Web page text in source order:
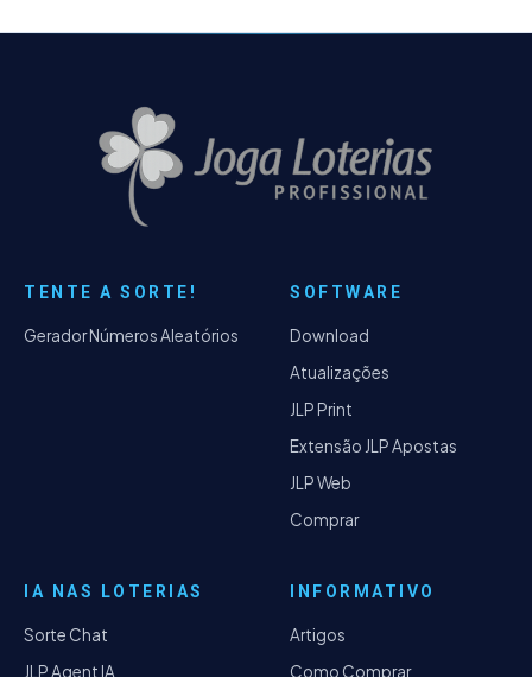
TENTE A SORTE!
Gerador Números Aleatórios
SOFTWARE
Download
Atualizações
JLP Print
Extensão JLP Apostas
JLP Web
Comprar
IA NAS LOTERIAS
Sorte Chat
JLP Agent IA
INFORMATIVO
Artigos
Como Comprar